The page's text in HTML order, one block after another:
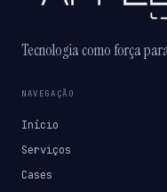
Tecnologia como força
NAVEGAÇÃO
Início
Serviços
Cases